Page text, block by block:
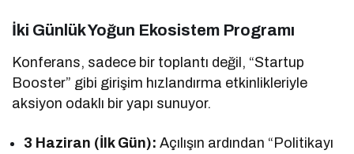
İki Günlük Yoğun Ekosistem Programı
Konferans, sadece bir toplantı değil, “Startup
Booster” gibi girişim hızlandırma etkinlikleriyle
aksiyon odaklı bir yapı sunuyor.
3 Haziran (İlk Gün): Açılışın ardından “Politikayı